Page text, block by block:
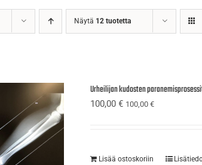
Näytä 12 tuotetta
Urheilijan kudosten
100,00€ 100,00€
Lisää ostoskoriin